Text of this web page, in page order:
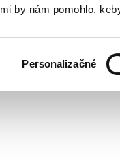
by nám pomohlo,
Personalizačné